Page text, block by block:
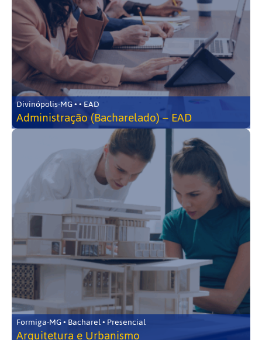
Divinópolis-MG • • EAD
Administração (Bacharelado) – EAD
Formiga-MG • Bacharel • Presencial
Arquitetura e Urbanismo